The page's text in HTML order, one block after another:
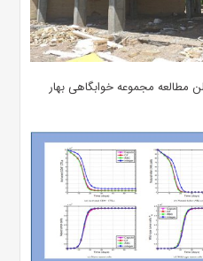
مطالعه مجموعه خوابگاهی بهار